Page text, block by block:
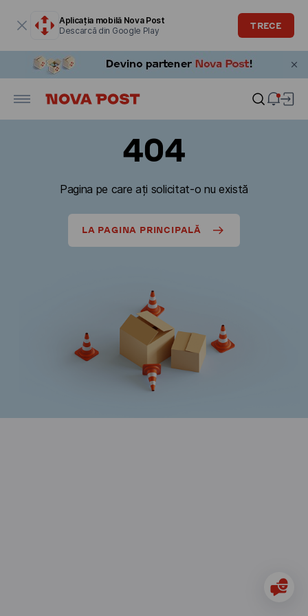
Aplicația mobilă Nova Post
Descarcă din Google Play
TRECE
404
Pagina pe care ați solicitat-o nu există
LA PAGINA PRINCIPALĂ